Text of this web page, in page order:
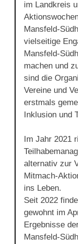
im Landkreis
Mansfeld-
vielseitige
Mansfeld-
machen und
sind die
Vereine und
erstmals
Inklusion und
Im Jahr 2021
alternativ zur
Mitmach-
ins Leben.
Seit 2022
gewohnt im
Ergebnisse
Mansfeld-